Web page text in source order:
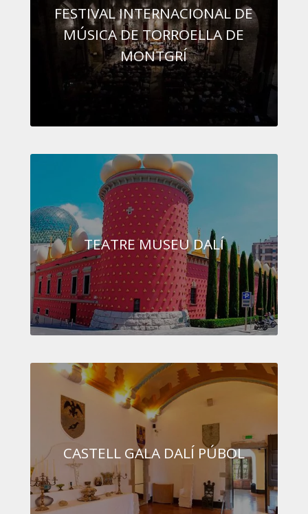
FESTIVAL INTERNACIONAL DE
MÚSICA DE TORROELLA DE
MONTGRÍ
TEATRE MUSEU DALÍ
CASTELL GALA DALÍ PÚBOL